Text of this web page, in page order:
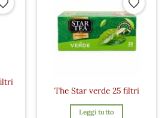
ai preferiti
The Star verde 25 filtri
Leggi tutto